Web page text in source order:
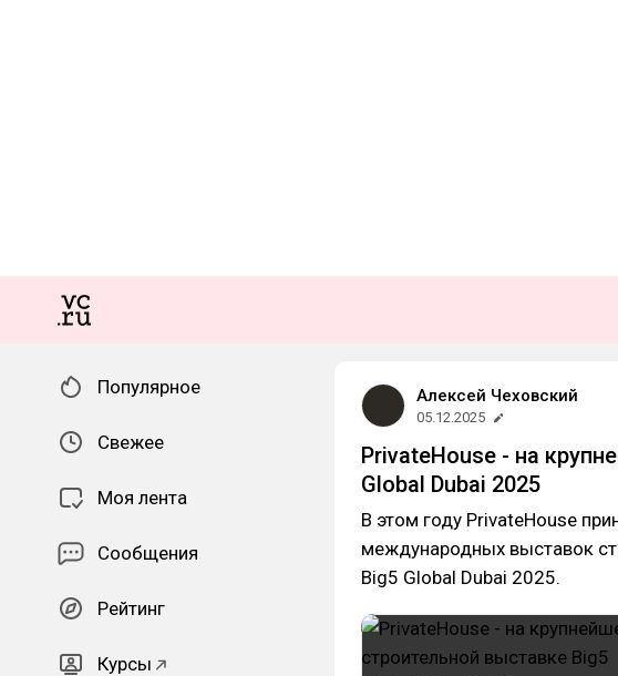
Популярное
Свежее
Моя лента
Сообщения
Рейтинг
Курсы
Алексей Чеховский
05.12.2025
PrivateHouse - на
Global Dubai 2025
В этом году PrivateHouse
международных выставок
Big5 Global Dubai 2025.